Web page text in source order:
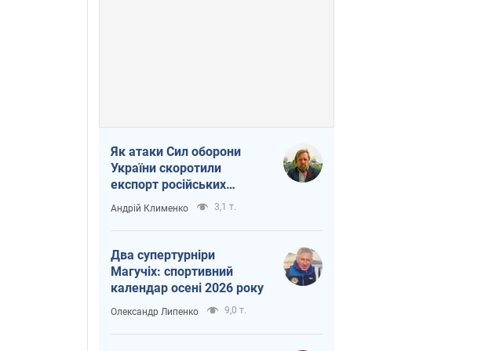
Як атаки Сил оборони
України скоротили
експорт російських
нафтопродуктів
Андрій Клименко 3,1 т.
Два супертурніри
Магучіх: спортивний
календар осені 2026 року
Олександр Липенко 9,0 т.